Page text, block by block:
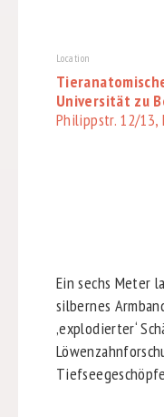
Location
Universität zu
Philippstr. 12/13,
Ein sechs Meter
silbernes
‚explodierter‘
Tiefseegeschöpfe